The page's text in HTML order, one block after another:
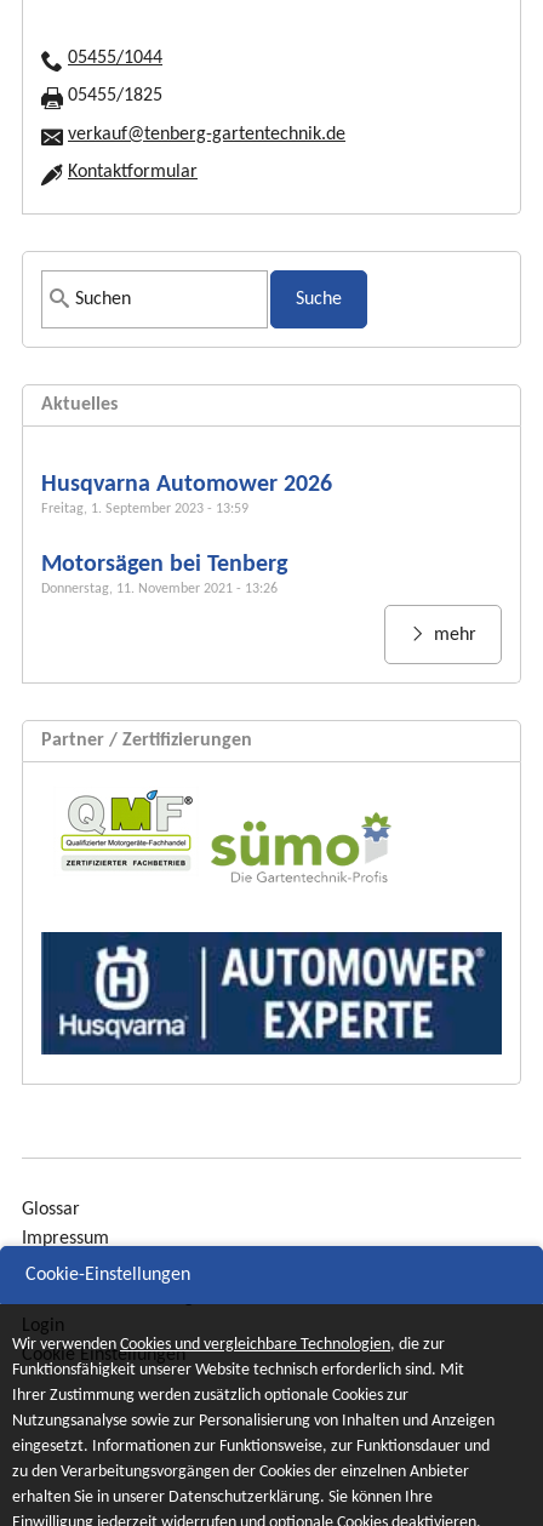
05455/1044
05455/1825
verkauf@tenberg-gartentechnik.de
Kontaktformular
S
u
h
f
r
m
l
a
Aktuelles
Husqvarna Automower 2026
Freitag, 1. September 2023 - 13:59
Motorsägen bei Tenberg
Donnerstag, 11. November 2021 - 13:26
mehr
Partner / Zertifizierungen
Glossar
Impressum
Sitemap
Login
Cookie Einstellungen
Cookie-Einstellungen
Wir verwenden Cookies und vergleichbare Technologien, die zur
Funktionsfähigkeit unserer Website technisch erforderlich sind. Mit
Ihrer Zustimmung werden zusätzlich optionale Cookies zur
Nutzungsanalyse sowie zur Personalisierung von Inhalten und Anzeigen
eingesetzt. Informationen zur Funktionsweise, zur Funktionsdauer und
zu den Verarbeitungsvorgängen der Cookies der einzelnen Anbieter
erhalten Sie in unserer Datenschutzerklärung. Sie können Ihre